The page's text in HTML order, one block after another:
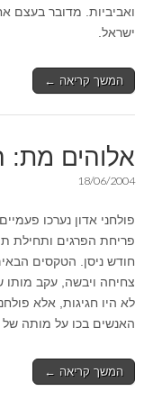
ואביביות. מדובר בעצם
ישראל.
המשך קריאה ←
אלוהים מת:
18/06/2004
פולחני אדון נערכו
פריחת הפרגים ותחילת
חודש ניסן. הטקסים
לא היו חגיגות, אלא
האנשים בכו על מותה של
המשך קריאה ←